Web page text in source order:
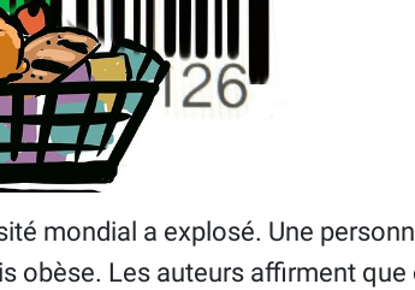
mondial a explosé. Une
obèse. Les auteurs affirment que